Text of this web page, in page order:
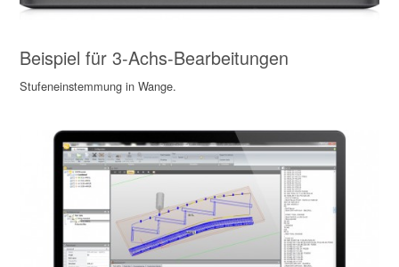
Beispiel für 3-Achs-Bearbeitungen
Stufeneinstemmung in Wange.